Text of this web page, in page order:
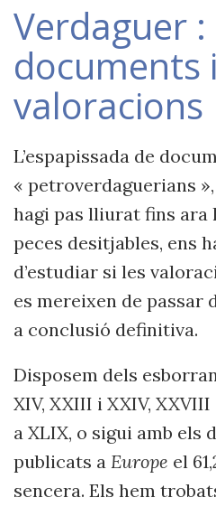
Verdaguer :
documents i
valoracions
L’espapissada de
« petroverdaguerians
hagi pas lliurat fins
peces desitjables, ens
d’estudiar si les
es mereixen de passar
a conclusió definitiva.
Disposem dels
XIV, XXIII i XXIV,
a XLIX, o sigui amb els
publicats a Europe el
sencera. Els hem